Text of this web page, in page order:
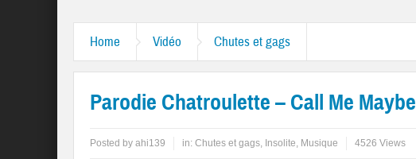
Home Vidéo Chutes et gags
Parodie Chatroulette – Call Me Maybe
Posted by ahi139 in: Chutes et gags, Insolite, Musique 4526 Views